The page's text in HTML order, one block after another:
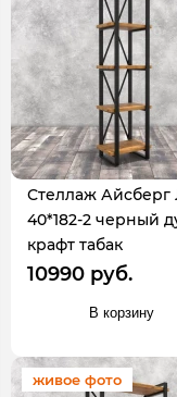
Стеллаж Айсберг
40*182-2 черный
крафт табак
10990 руб.
В корзину
живое фото